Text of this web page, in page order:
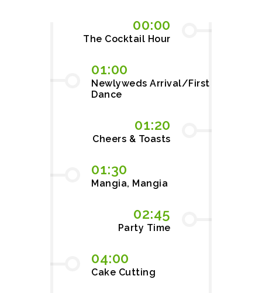
00:00
The Cocktail Hour
01:00
Newlyweds Arrival/First
Dance
01:20
Cheers & Toasts
01:30
Mangia, Mangia
02:45
Party Time
04:00
Cake Cutting